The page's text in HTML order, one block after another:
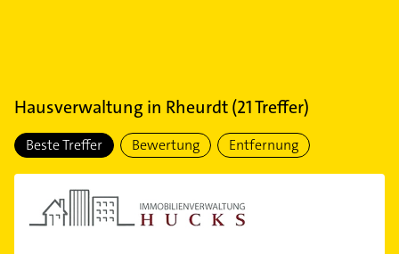
Hausverwaltung in Rheurdt(21Treffer)
Beste Treffer Bewertung Entfernung